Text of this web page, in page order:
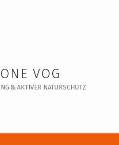
VOG
& AKTIVER NATURSCHUTZ
Facebook